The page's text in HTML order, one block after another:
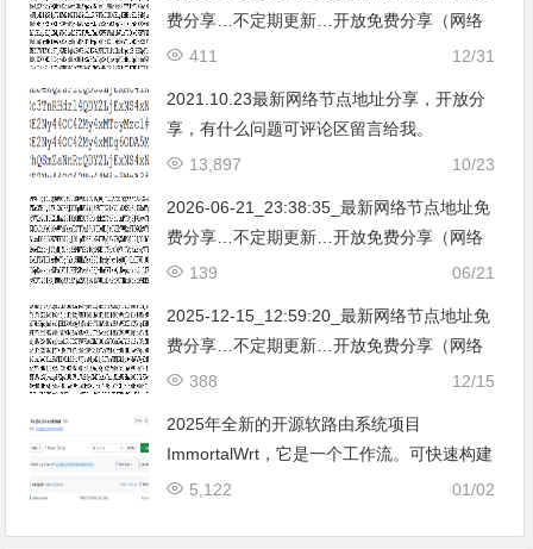
费分享…不定期更新…开放免费分享（网络
免费节点香港|日本|韩国|新加坡|台湾|马来西
12/31
411
2021.10.23最新网络节点地址分享，开放分
享，有什么问题可评论区留言给我。
10/23
13,897
2026-06-21_23:38:35_最新网络节点地址免
费分享…不定期更新…开放免费分享（网络
免费节点香港|日本|韩国|新加坡|台湾|马来西
06/21
139
2025-12-15_12:59:20_最新网络节点地址免
费分享…不定期更新…开放免费分享（网络
免费节点香港|日本|韩国|新加坡|台湾|马来西
12/15
388
2025年全新的开源软路由系统项目
ImmortalWrt，它是一个工作流。可快速构建
带docker，且支持自定义固件大小。
01/02
5,122